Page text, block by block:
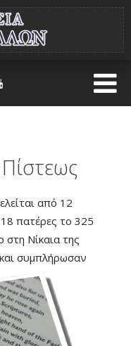
από 12
πατέρες το 325
στη Νίκαια της
συμπλήρωσαν